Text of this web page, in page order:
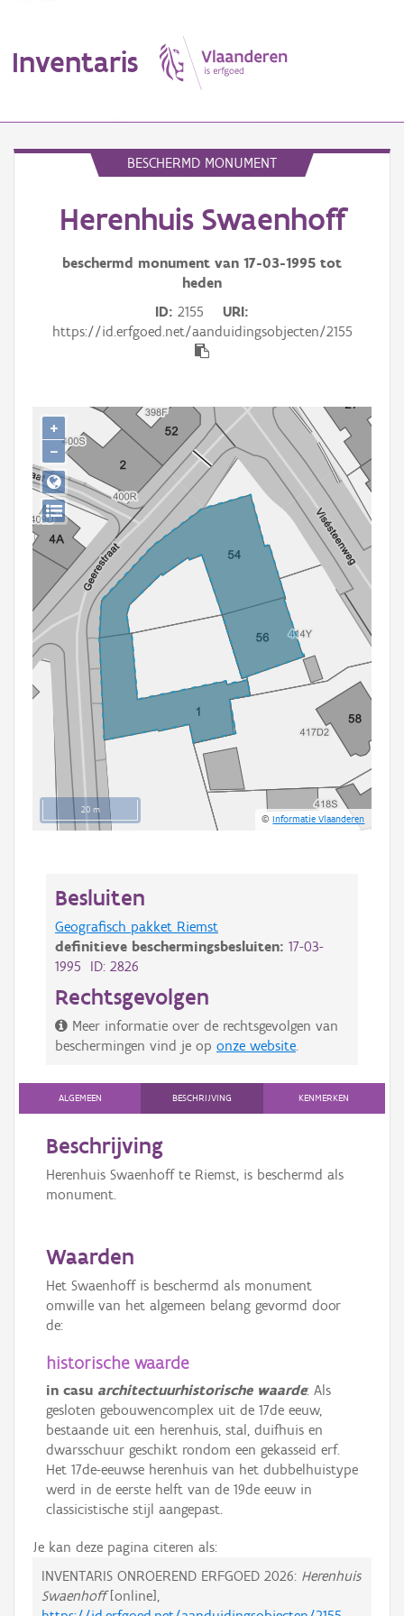
Inventaris
Erfgoedobject
Aanduidingsobject
Persoon of collectief
Downloads
Hergebruik
Aanmelden
BESCHERMD MONUMENT
Herenhuis Swaenhoff
beschermd monument van 17-03-1995 tot
heden
ID 2155
URI
https://id.erfgoed.net/aanduidingsobjecten/2155
20 m
©Informatie Vlaanderen
+
−
Besluiten
Geografisch pakket Riemst
definitieve beschermingsbesluiten: 17-03-
1995 ID: 2826
Rechtsgevolgen
Meer informatie over de rechtsgevolgen van
beschermingen vind je op onze website
ALGEMEEN BESCHRIJVING KENMERKEN
Beschrijving
Herenhuis Swaenhoff te Riemst, is beschermd als
monument.
Waarden
Het Swaenhoff is beschermd als monument
omwille van het algemeen belang gevormd door
de:
historische waarde
in casu architectuurhistorische waarde: Als
gesloten gebouwencomplex uit de 17de eeuw,
bestaande uit een herenhuis, stal, duifhuis en
dwarsschuur geschikt rondom een gekasseid erf.
Het 17de-eeuwse herenhuis van het dubbelhuistype
werd in de eerste helft van de 19de eeuw in
classicistische stijl aangepast.
Je kan deze pagina citeren als:
INVENTARIS ONROEREND ERFGOED 2026: Herenhuis
Swaenhoff[online],